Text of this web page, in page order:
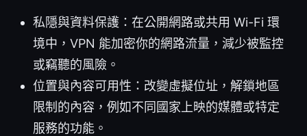
私隱與資料保護：在公開網路或共用 Wi-Fi 環
境中，VPN 能加密你的網路流量，減少被監控
或竊聽的風險。
位置與內容可用性：改變虛擬位址，解鎖地區
限制的內容，例如不同國家上映的媒體或特定
服務的功能。